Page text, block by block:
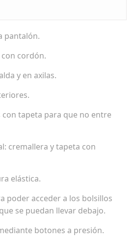
pantalón.
cordón.
y en axilas.
tapeta para que no entre
cremallera y tapeta con
elástica.
poder acceder a los bolsillos
se puedan llevar debajo.
botones a presión.